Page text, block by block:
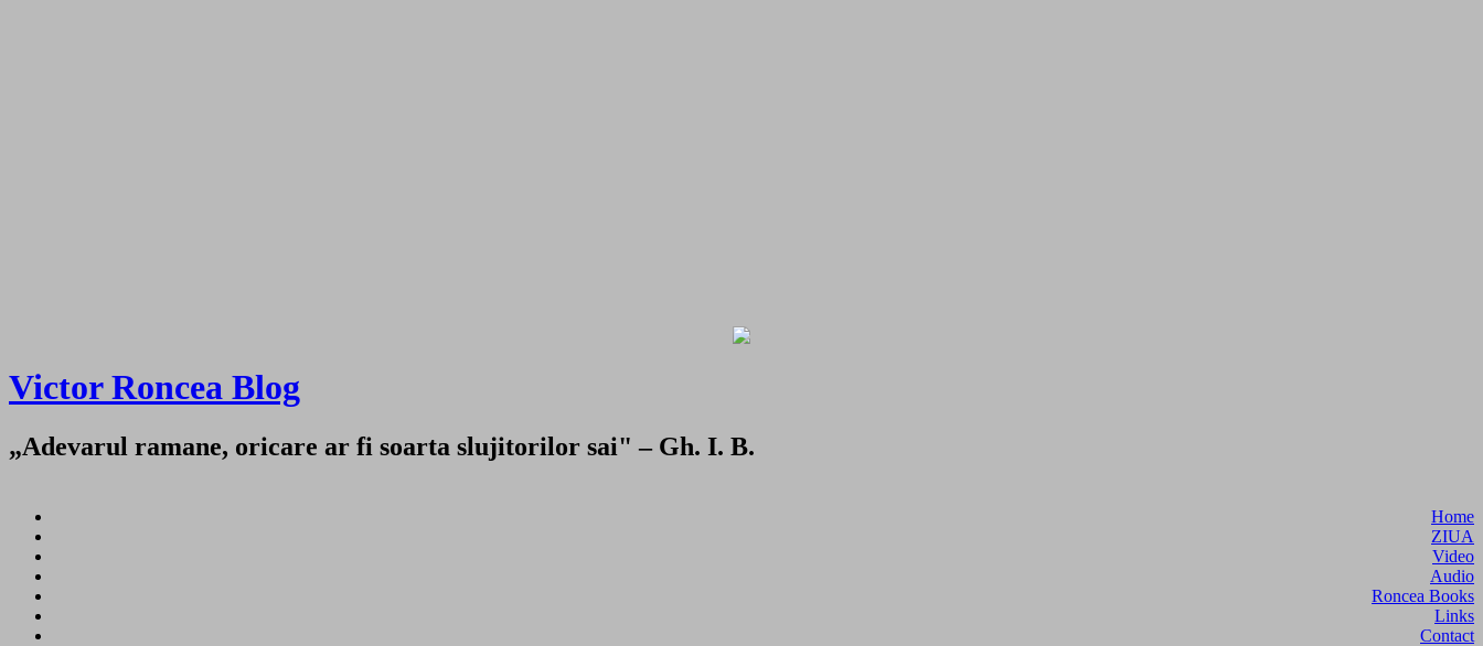
Victor Roncea Blog
„Adevarul ramane, oricare ar fi soarta slujitorilor sai" – Gh. I. B.
Home
ZIUA
Video
Audio
Roncea Books
Links
Contact